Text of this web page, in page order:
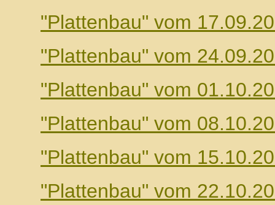
"Plattenbau" vom
"Plattenbau" vom
"Plattenbau" vom
"Plattenbau" vom
"Plattenbau" vom
"Plattenbau" vom